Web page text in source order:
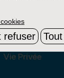
Légales
Groupe Bel
Vie Privée
refuser